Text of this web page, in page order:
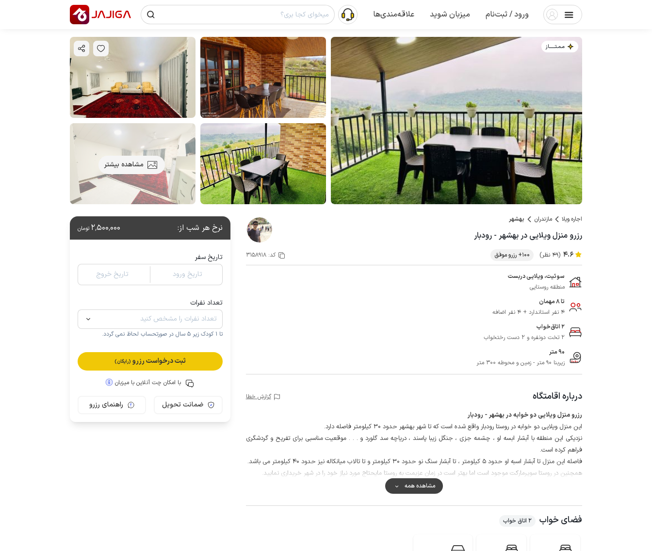
ورود / ثبت‌نام میزبان شوید علاقه‌مندی‌ها
مـمـتــــــاز
مشاهده بیشتر
اجاره ویلا مازندران بهشهر
رزرو منزل ویلایی در بهشهر - رودبار
4.6 (49 نظر) 100+ رزرو موفق کد:3158918
سوئیت، ویلایی دربست
منطقه روستایی
تا 8 مهمان
4 نفر استاندارد + 4 نفر اضافه
2 اتاق‌خواب
2 تخت دونفره و 2 دست رختخواب
90 متر
زیربنا 90 متر - زمین و محوطه 300 متر
درباره اقامتگاه گزارش خطا
رزرو منزل ویلایی دو خوابه در بهشهر - رودبار
این منزل ویلایی دو خوابه در روستا رودبار واقع شده است که تا شهر بهشهر حدود 30 کیلومتر فاصله دارد.
نزدیکی این منطقه با آبشار ابسه او ، چشمه جزی ، جنگل زیبا پاسند ، دریاچه سد گلورد و . . . موقعیت مناسبی برای تفریح و گردشگری
فراهم کرده است.
فاصله این منزل تا آبشار اسبه او حدود 5 کیلومتر ، تا آبشار سنگ نو حدود 30 کیلومتر و تا تالاب میانکاله نیز حدود 40 کیلومتر می باشد.
همچنین در روستا سوپرمارکت موجود است اما بهتر است در زمان عزیمت به روستا مایحتاج مورد نیاز خود را در شهر خریداری نمایید.
محوطه ویلا از چهار طرف با دیوار های بلند محصور شده است و از بیرون دید ندارد.
لازم به ذکر است حدود 300 متر مسیر منتهی به ویلا به صورت خاکی می باشد و کیفیت خطوط شبکه برای تلفن همراه در مکالمه خوب و
پوشش اینترنت برای ایرانسل و همراه اول به صورت 4g می باشد.
مشاهده همه
فضای خواب 2 اتاق خواب
نرخ هر شب از: 2٬500٬000 تومان
تاریخ سفر
تاریخ ورود
تاریخ خروج
تعداد نفرات
تا 1 کودک زیر 5 سال در صورتحساب لحاظ نمی گردد.
ثبت درخواست رزرو (رایگان)
با امکان چت آنلاین با میزبان
ضمانت تحویل راهنمای رزرو